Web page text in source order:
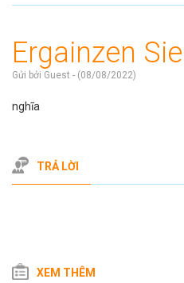
Ergainzen Sie
Gửi bởi Guest - (08/08/2022)
nghĩa
TRẢ LỜI
XEM THÊM